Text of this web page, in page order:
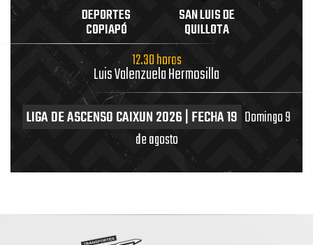
DEPORTES
COPIAPÓ
SAN LUIS DE
QUILLOTA
12.30 horas
Luis Valenzuela Hermosilla
LIGA DE ASCENSO CAIXUN 2026 | FECHA 19 Domingo 9
de agosto